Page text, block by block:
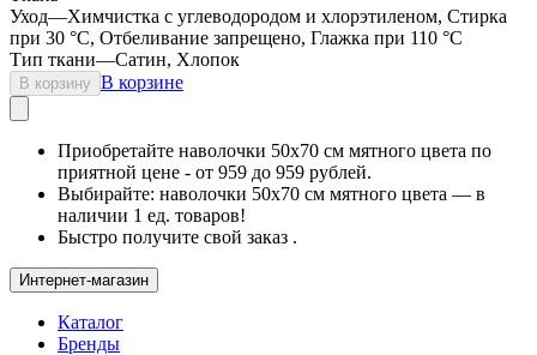
Уход—Химчистка с углеводородом и хлорэтиленом, Стирка
при 30 °С, Отбеливание запрещено, Глажка при 110 °С
Тип ткани—Сатин, Хлопок
В корзину В корзине
Приобретайте наволочки 50х70 см мятного цвета по
приятной цене - от 959 до 959 рублей.
Выбирайте: наволочки 50х70 см мятного цвета — в
наличии 1 ед. товаров!
Быстро получите свой заказ .
Интернет-магазин
Каталог
Бренды